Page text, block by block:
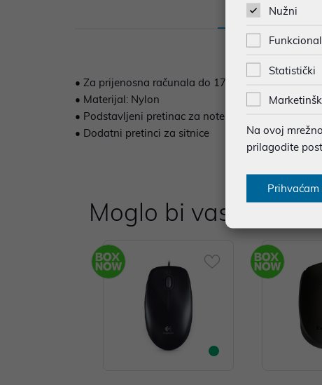
Opis
• Za prijenosna računala do 17.3"
• Materijal: Nylon
• Podstavljeni pretinac za notebook
• Dodatni pretinci za sitnice
Moglo bi vas
Nužni
Statistički
Na ovoj
prilagodite